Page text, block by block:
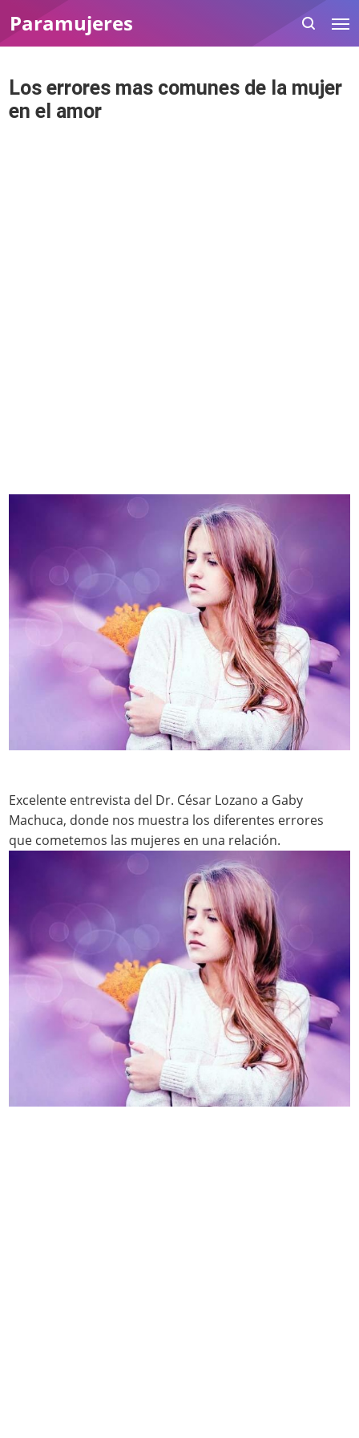
Paramujeres
Los errores mas comunes de la mujer
en el amor
Excelente entrevista del Dr. César Lozano a Gaby
Machuca, donde nos muestra los diferentes errores
que cometemos las mujeres en una relación.